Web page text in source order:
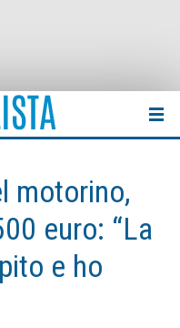
motorino,
euro: “La
e ho